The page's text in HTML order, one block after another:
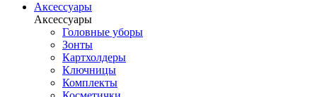
Аксессуары
Аксессуары
Головные уборы
Зонты
Картхолдеры
Ключницы
Комплекты